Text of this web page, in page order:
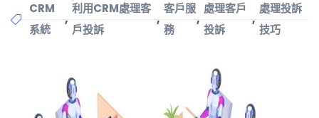
CRM
系統
,
利用CRM處理客
戶投訴
,
客戶服
務
,
處理客戶
投訴
,
處理投訴
技巧